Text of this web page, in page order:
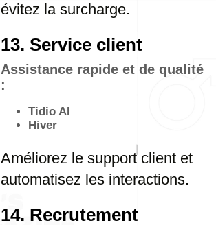
évitez la surcharge.
13. Service client
Assistance rapide et de qualité
:
Tidio AI
Hiver
Améliorez le support client et
automatisez les interactions.
14. Recrutement